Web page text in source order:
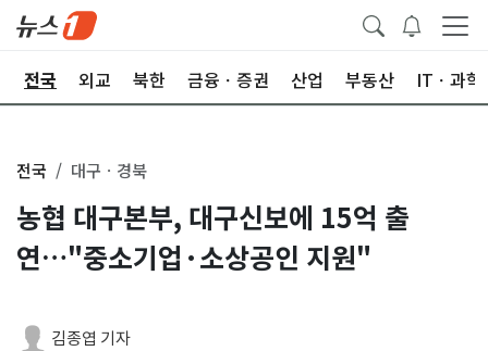
전국 외교 북한 금융ㆍ증권 산업 부동산 ITㆍ과학
전국 대구ㆍ경북
농협 대구본부, 대구신보에 15억 출
연…"중소기업·소상공인 지원"
김종엽 기자